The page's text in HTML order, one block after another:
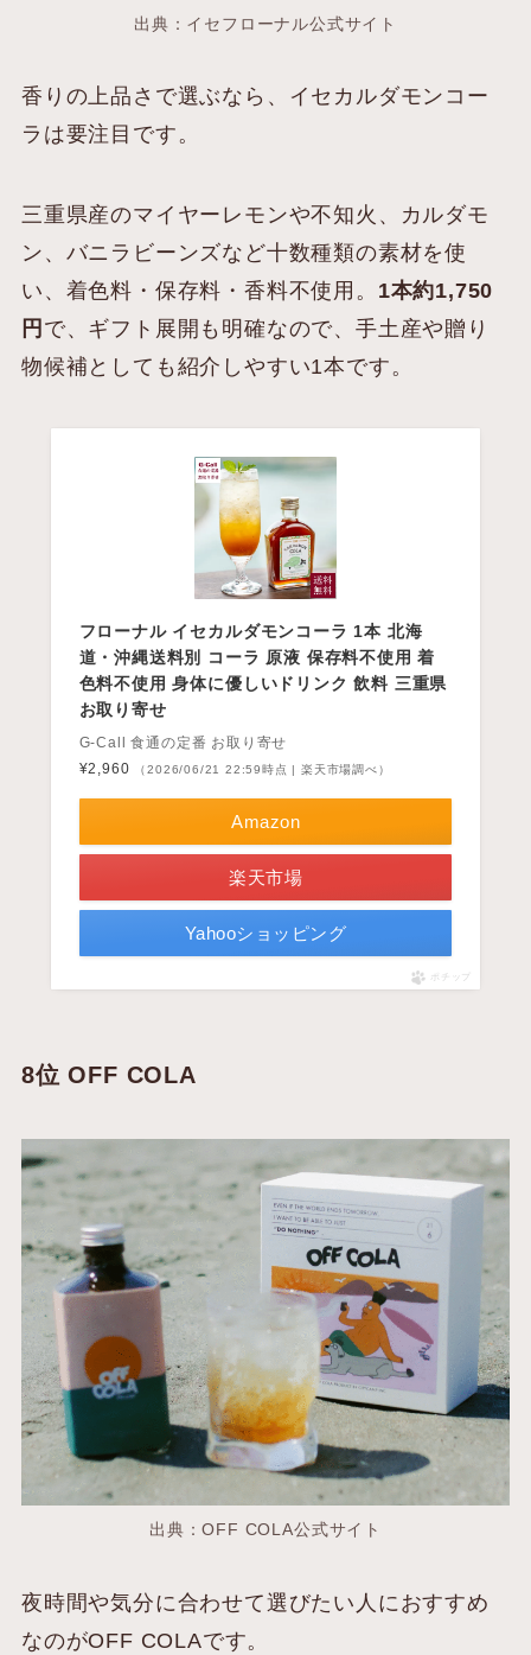
出典：イセフローナル公式サイト
香りの上品さで選ぶなら、イセカルダモンコー
ラは要注目です。
三重県産のマイヤーレモンや不知火、カルダモ
ン、バニラビーンズなど十数種類の素材を使
い、着色料・保存料・香料不使用。 1本約1,750
円 で、ギフト展開も明確なので、手土産や贈り
物候補としても紹介しやすい1本です。
フローナル イセカルダモンコーラ 1本 北海
道・沖縄送料別 コーラ 原液 保存料不使用 着
色料不使用 身体に優しいドリンク 飲料 三重県
お取り寄せ
G-Call 食通の定番 お取り寄せ
¥2,960
（2026/06/21 22:59時点 | 楽天市場調べ）
Amazon
楽天市場
Yahooショッピング
ポチップ
8位 OFF COLA
出典：OFF COLA公式サイト
夜時間や気分に合わせて選びたい人におすすめ
なのがOFF COLAです。